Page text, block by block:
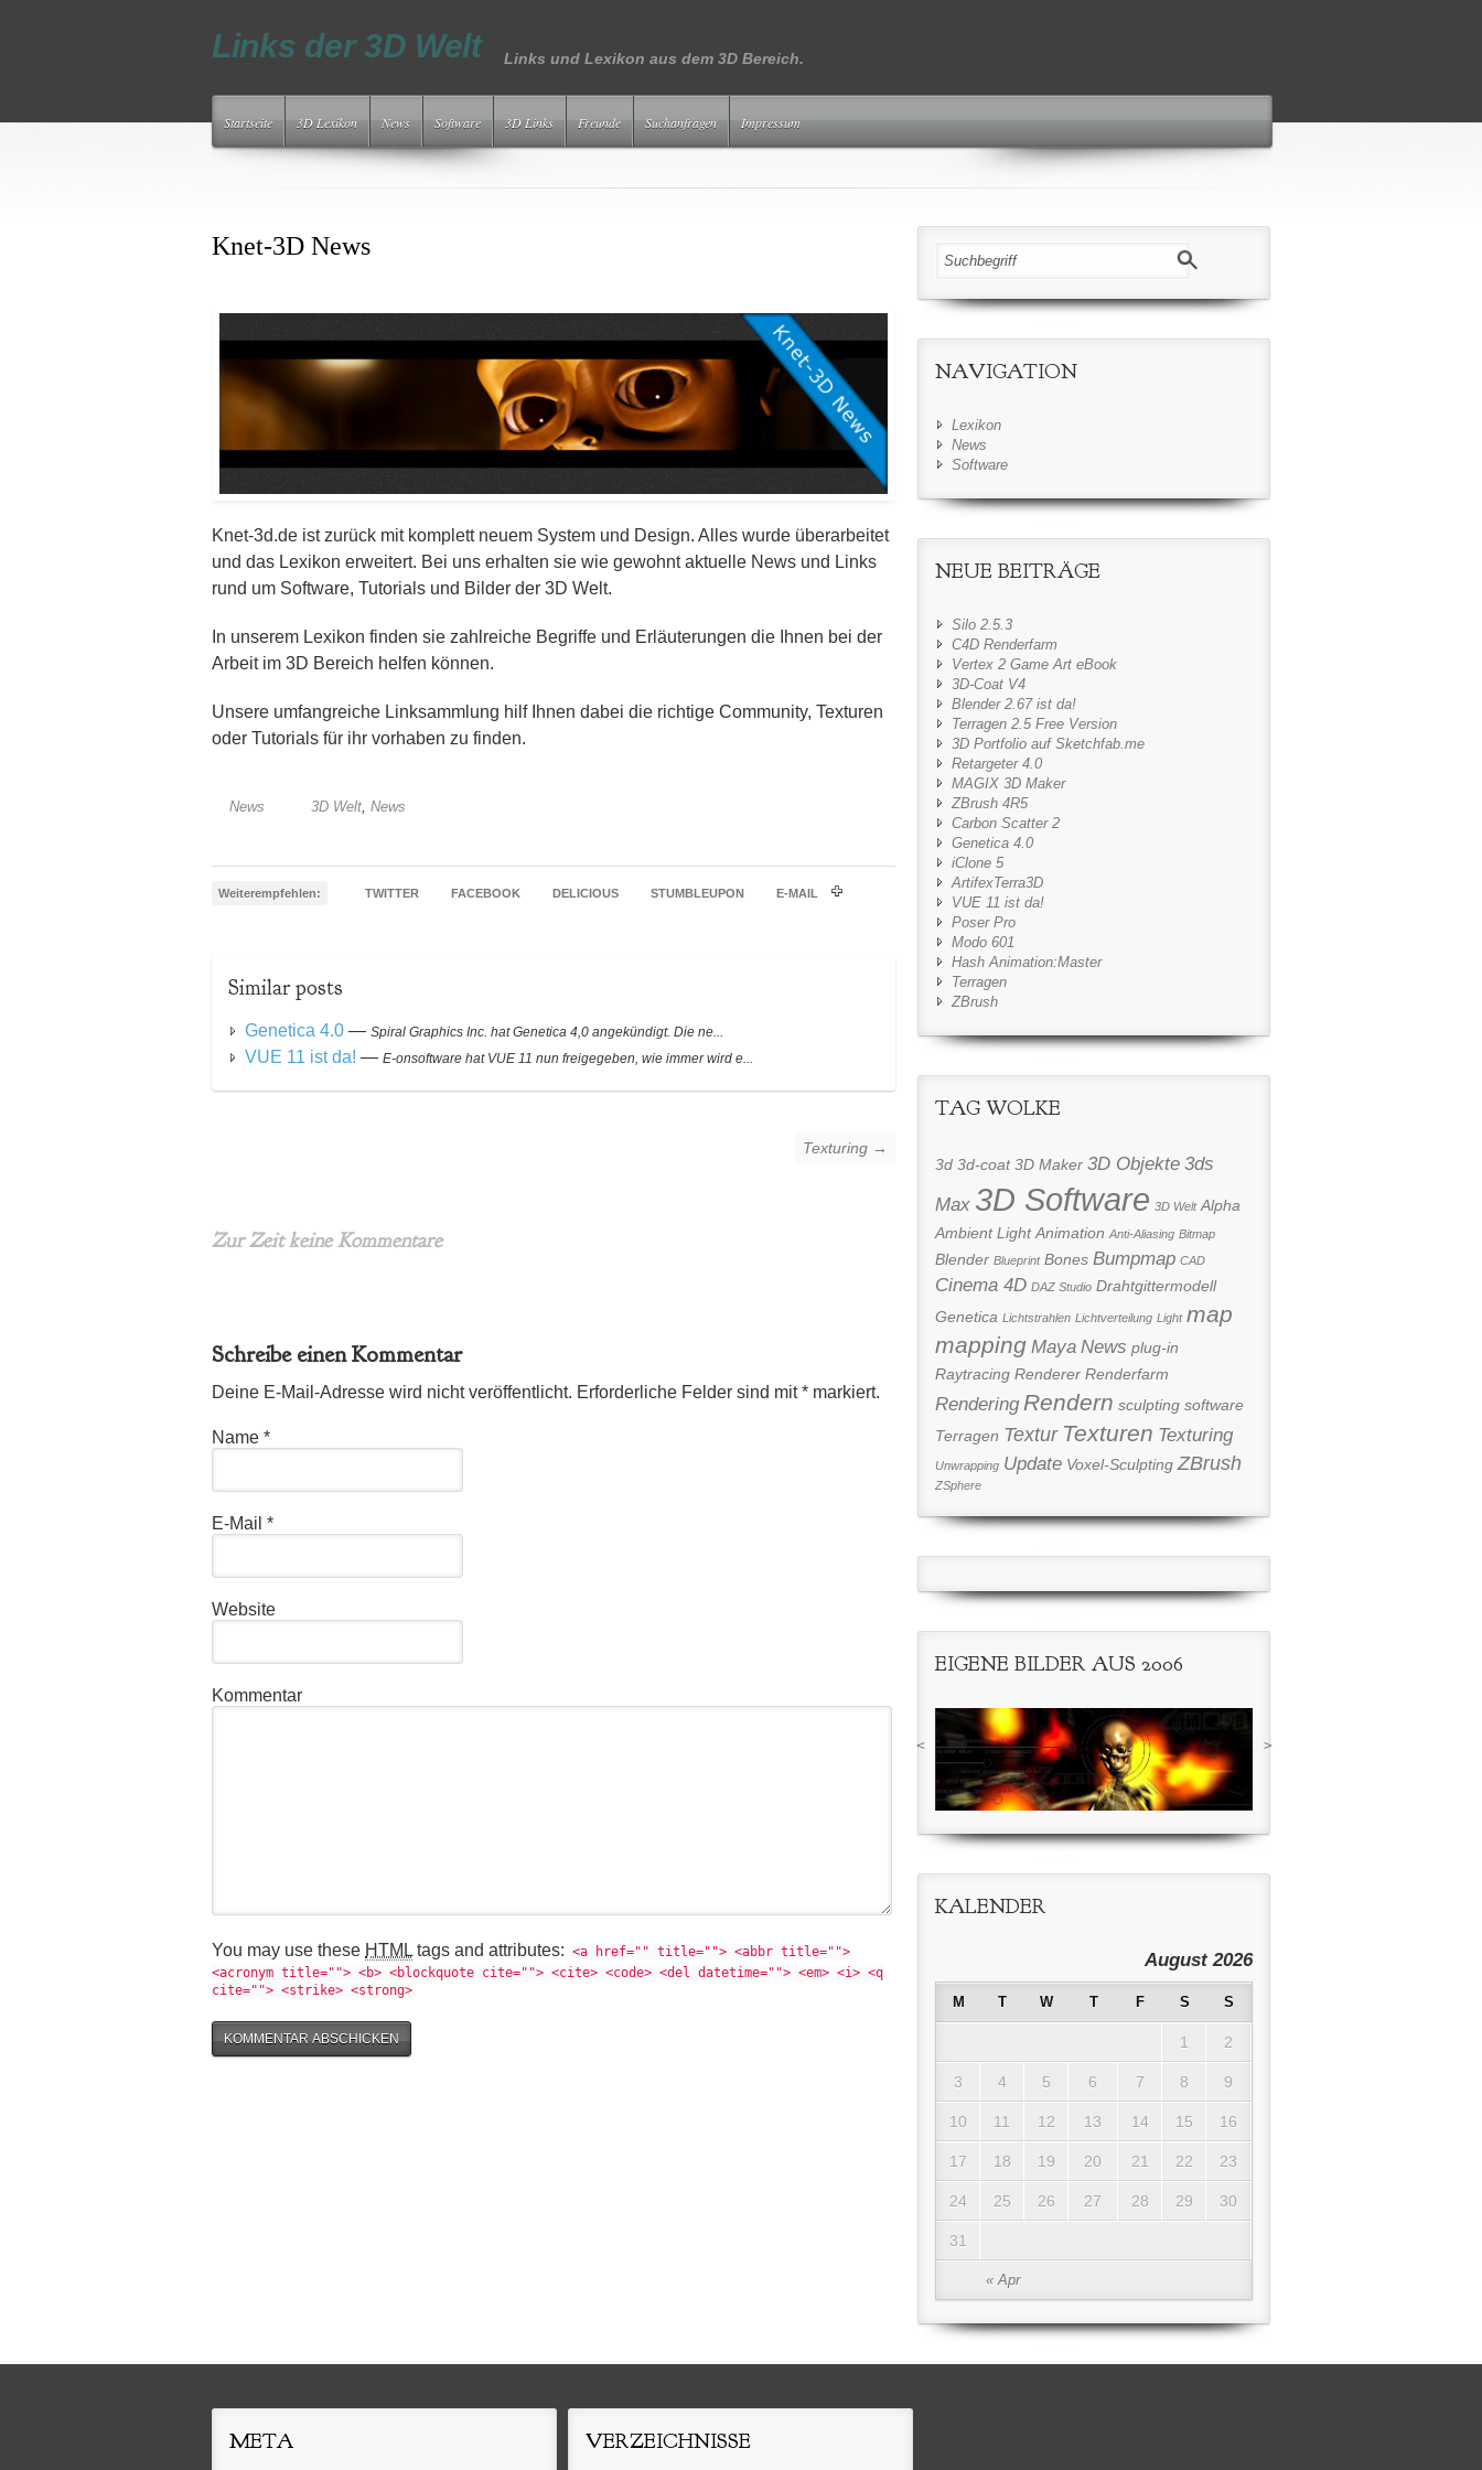
Links der 3D Welt Links und Lexikon aus dem 3D Bereich.
Startseite 3D Lexikon News Software 3D Links Freunde Suchanfragen Impressum
Knet-3D News
Knet-3d.de ist zurück mit komplett neuem System und Design. Alles wurde überarbeitet
und das Lexikon erweitert. Bei uns erhalten sie wie gewohnt aktuelle News und Links
rund um Software, Tutorials und Bilder der 3D Welt.
In unserem Lexikon finden sie zahlreiche Begriffe und Erläuterungen die Ihnen bei der
Arbeit im 3D Bereich helfen können.
Unsere umfangreiche Linksammlung hilf Ihnen dabei die richtige Community, Texturen
oder Tutorials für ihr vorhaben zu finden.
News 3D Welt News
Weiterempfehlen: TWITTER FACEBOOK DELICIOUS STUMBLEUPON E-MAIL
Similar posts
Genetica 4.0 — Spiral Graphics Inc. hat Genetica 4,0 angekündigt. Die ne...
VUE 11 ist da! — E-onsoftware hat VUE 11 nun freigegeben, wie immer wird e...
Texturing →
Zur Zeit keine Kommentare
Schreibe einen Kommentar
Deine E-Mail-Adresse wird nicht veröffentlicht. Erforderliche Felder sind mit* markiert.
Name *
E-Mail *
Website
Kommentar
You may use these HTML tags and attributes: <a href="" title=""> <abbr title="">
<acronym title=""> <b> <blockquote cite=""> <cite> <code> <del datetime=""> <em> <i> <q
cite=""> <strike> <strong>
NAVIGATION
Lexikon
News
Software
NEUE BEITRÄGE
Silo 2.5.3
C4D Renderfarm
Vertex 2 Game Art eBook
3D-Coat V4
Blender 2.67 ist da!
Terragen 2.5 Free Version
3D Portfolio auf Sketchfab.me
Retargeter 4.0
MAGIX 3D Maker
ZBrush 4R5
Carbon Scatter 2
Genetica 4.0
iClone 5
ArtifexTerra3D
VUE 11 ist da!
Poser Pro
Modo 601
Hash Animation:Master
Terragen
ZBrush
TAG WOLKE
3d 3d-coat 3D Maker 3D Objekte 3ds
Max 3D Software 3D Welt Alpha
Ambient Light Animation Anti-Aliasing Bitmap
Blender Blueprint Bones Bumpmap CAD
Cinema 4D DAZ Studio Drahtgittermodell
Genetica Lichtstrahlen Lichtverteilung Light map
mapping Maya News plug-in
Raytracing Renderer Renderfarm
Rendering Rendern sculpting software
Terragen Textur Texturen Texturing
Unwrapping Update Voxel-Sculpting ZBrush
ZSphere
EIGENE BILDER AUS 2006
< >
KALENDER
August 2026
M T W T F S S
« Apr
1 2
3 4 5 6 7 8 9
10 11 12 13 14 15 16
17 18 19 20 21 22 23
24 25 26 27 28 29 30
31
META VERZEICHNISSE